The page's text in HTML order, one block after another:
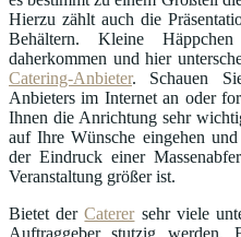
Hierzu zählt auch die
Behältern. Kleine
daherkommen und hier
Catering-Anbieter. Schauen
Anbieters im Internet an oder
Ihnen die Anrichtung sehr
auf Ihre Wünsche eingehen
der Eindruck einer
Veranstaltung größer ist.
Bietet derCaterersehr viele
Auftraggeber stutzig werden.